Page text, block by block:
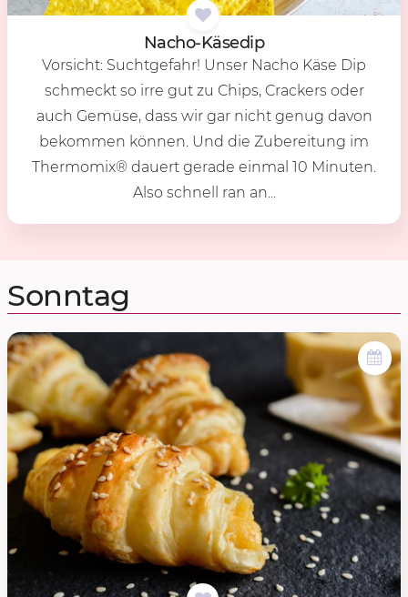
Na­cho-Kä­se­dip
Vorsicht: Suchtgefahr! Unser Nacho Käse Dip
schmeckt so irre gut zu Chips, Crackers oder
auch Gemüse, dass wir gar nicht genug davon
bekommen können. Und die Zubereitung im
Thermomix® dauert gerade einmal 10 Minuten.
Also schnell ran an...
Sonntag